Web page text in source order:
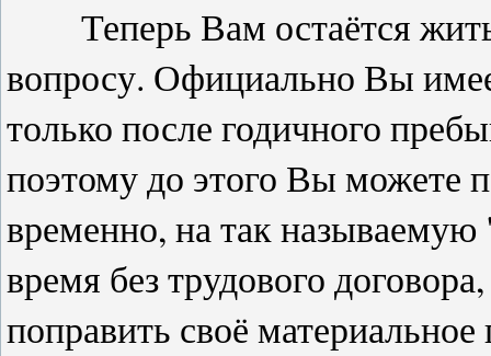
Теперь Вам остаётся
вопросу. Официально Вы
только после годичного
поэтому до этого Вы можете
временно, на так называемую
время без трудового
поправить своё